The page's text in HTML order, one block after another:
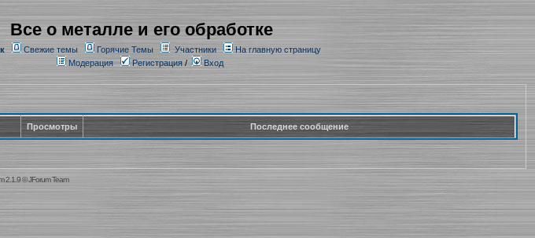
Все о металле и его обработке
Свежие темы Горячие Темы Участники
На главную страницу
Модерация
Регистрация/ Вход
Просмотры Последнее сообщение
2.1.9©JForum Team